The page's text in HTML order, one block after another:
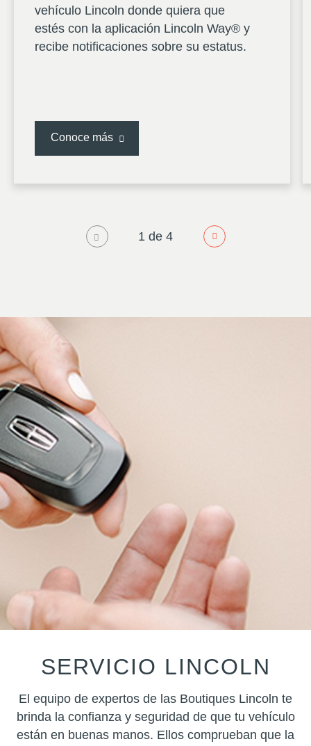
vehículo Lincoln donde quiera que
estés con la aplicación Lincoln Way® y
recibe notificaciones sobre su estatus.
Conoce más
1 de 4
SERVICIO LINCOLN
El equipo de expertos de las Boutiques Lincoln te
brinda la confianza y seguridad de que tu vehículo
están en buenas manos. Ellos comprueban que la